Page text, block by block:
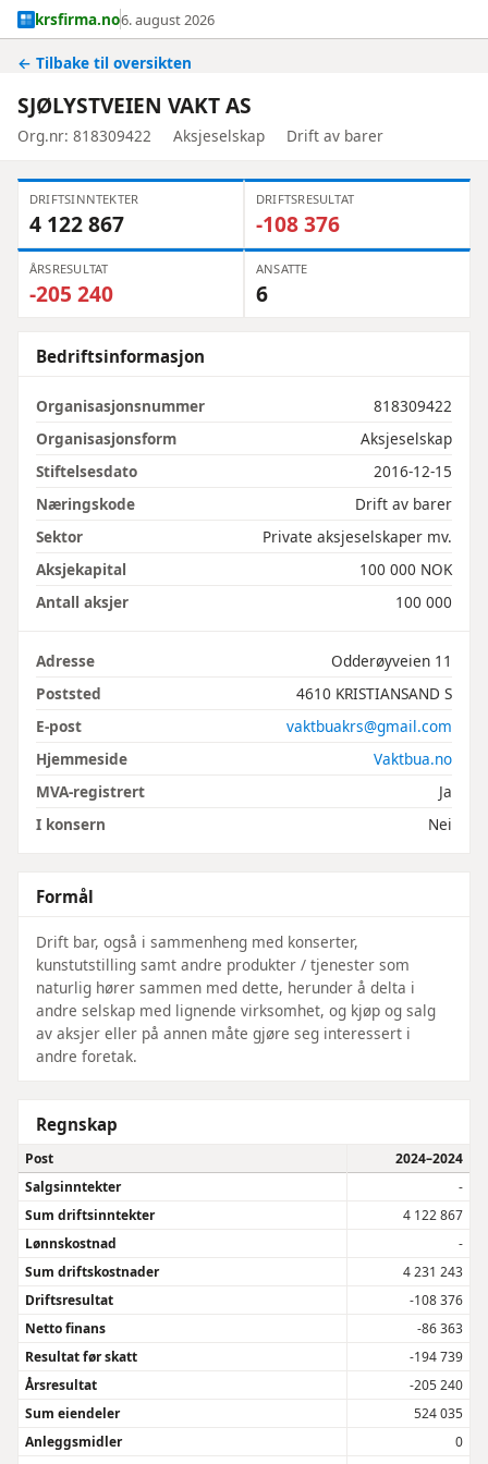
krsfirma.no6. august 2026
← Tilbake til oversikten
SJØLYSTVEIEN VAKT AS
Org.nr: 818309422 Aksjeselskap Drift av barer
DRIFTSINNTEKTER
4 122 867
DRIFTSRESULTAT
-108 376
ÅRSRESULTAT
-205 240
ANSATTE
6
Bedriftsinformasjon
Organisasjonsnummer
818309422
Organisasjonsform
Aksjeselskap
Stiftelsesdato
2016-12-15
Næringskode
Drift av barer
Sektor
Private aksjeselskaper mv.
Aksjekapital
100 000 NOK
Antall aksjer
100 000
Adresse
Odderøyveien 11
Poststed
4610 KRISTIANSAND S
E-post
vaktbuakrs@gmail.com
Hjemmeside
Vaktbua.no
MVA-registrert
Ja
I konsern
Nei
Formål
Drift bar, også i sammenheng med konserter,
kunstutstilling samt andre produkter / tjenester som
naturlig hører sammen med dette, herunder å delta i
andre selskap med lignende virksomhet, og kjøp og salg
av aksjer eller på annen måte gjøre seg interessert i
andre foretak.
Regnskap
Post
2024–2024
Salgsinntekter
-
Sum driftsinntekter
4 122 867
Lønnskostnad
-
Sum driftskostnader
4 231 243
Driftsresultat
-108 376
Netto finans
-86 363
Resultat før skatt
-194 739
Årsresultat
-205 240
Sum eiendeler
524 035
Anleggsmidler
0